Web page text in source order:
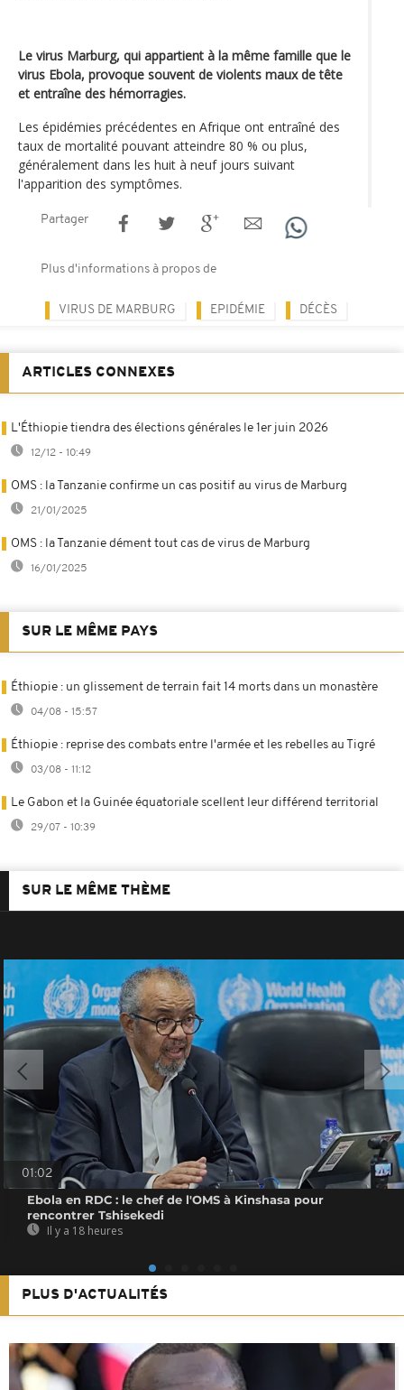
Le virus Marburg, qui appartient à la même famille que le
virus Ebola, provoque souvent de violents maux de tête
et entraîne des hémorragies.
Les épidémies précédentes en Afrique ont entraîné des
taux de mortalité pouvant atteindre 80 % ou plus,
généralement dans les huit à neuf jours suivant
l'apparition des symptômes.
Partager
Plus d'informations à propos de
VIRUS DE MARBURG EPIDÉMIE DÉCÈS
ARTICLES CONNEXES
L'Éthiopie tiendra des élections générales le 1er juin 2026
12/12 - 10:49
OMS : la Tanzanie confirme un cas positif au virus de Marburg
21/01/2025
OMS : la Tanzanie dément tout cas de virus de Marburg
16/01/2025
SUR LE MÊME PAYS
Éthiopie : un glissement de terrain fait 14 morts dans un monastère
04/08 - 15:57
Éthiopie : reprise des combats entre l'armée et les rebelles au Tigré
03/08 - 11:12
Le Gabon et la Guinée équatoriale scellent leur différend territorial
29/07 - 10:39
SUR LE MÊME THÈME
01:02
Ebola en RDC : le chef de l'OMS à Kinshasa pour
rencontrer Tshisekedi
Il y a 18 heures
PLUS D'ACTUALITÉS